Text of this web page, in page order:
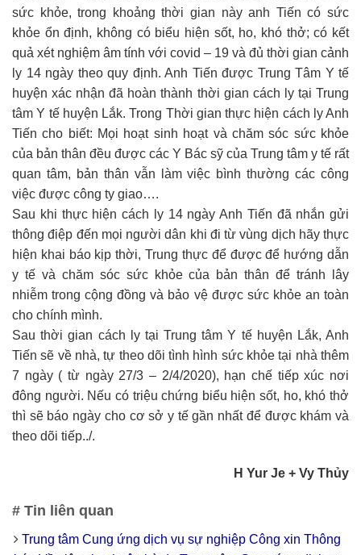
sức khỏe, trong khoảng thời gian này anh Tiến có sức
khỏe ổn định, không có biểu hiện sốt, ho, khó thở; có kết
quả xét nghiệm âm tính với covid – 19 và đủ thời gian cảnh
ly 14 ngày theo quy định. Anh Tiến được Trung Tâm Y tế
huyện xác nhận đã hoàn thành thời gian cách ly tại Trung
tâm Y tế huyện Lắk. Trong Thời gian thực hiện cách ly Anh
Tiến cho biết: Mọi hoạt sinh hoạt và chăm sóc sức khỏe
của bản thân đều được các Y Bác sỹ của Trung tâm y tế rất
quan tâm, bản thân vẫn làm việc bình thường các công
việc được công ty giao….
Sau khi thực hiện cách ly 14 ngày Anh Tiến đã nhắn gửi
thông điệp đến mọi người dân khi đi từ vùng dịch hãy thực
hiện khai báo kịp thời, Trung thực để được để hướng dẫn
y tế và chăm sóc sức khỏe của bản thân để tránh lây
nhiễm trong cộng đồng và bảo vệ được sức khỏe an toàn
cho chính mình.
Sau thời gian cách ly tại Trung tâm Y tế huyện Lắk, Anh
Tiến sẽ về nhà, tự theo dõi tình hình sức khỏe tại nhà thêm
7 ngày ( từ ngày 27/3 – 2/4/2020), hạn chế tiếp xúc nơi
đông người. Nếu có triệu chứng biểu hiện sốt, ho, khó thở
thì sẽ báo ngày cho cơ sở y tế gần nhất để được khám và
theo dõi tiếp../.
H Yur Je + Vy Thủy
# Tin liên quan
Trung tâm Cung ứng dịch vụ sự nghiệp Công xin Thông